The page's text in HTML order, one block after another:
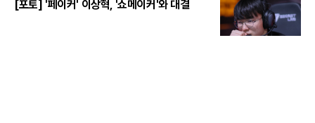
[포토] '페이커' 이상혁, '쇼메이커'와 대결